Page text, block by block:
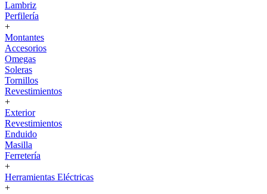
Lambriz
Perfilería
+
Montantes
Accesorios
Omegas
Soleras
Tornillos
Revestimientos
+
Exterior
Revestimientos
Enduido
Masilla
Ferretería
+
Herramientas Eléctricas
+